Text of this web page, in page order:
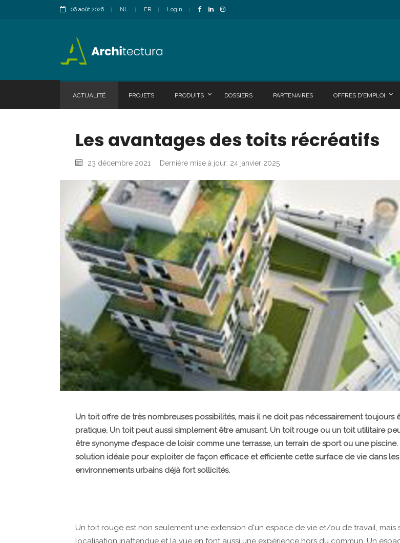
06 août 2026 NL FR Login
ACTUALITÉ PROJETS PRODUITS DOSSIERS PARTENAIRES OFFRES D'EMPLOI
Les avantages des toits récréatifs
23 décembre 2021 Dernière mise à jour: 24 janvier 2025
Un toit offre de très nombreuses possibilités, mais il ne doit pas nécessairement toujours
pratique. Un toit peut aussi simplement être amusant. Un toit rouge ou un toit utilitaire
être synonyme d’espace de loisir comme une terrasse, un terrain de sport ou une piscine.
solution idéale pour exploiter de façon efficace et efficiente cette surface de vie dans les
environnements urbains déjà fort sollicités.
Un toit rouge est non seulement une extension d'un espace de vie et/ou de travail, mais
localisation inattendue et la vue en font aussi une expérience hors du commun. Un